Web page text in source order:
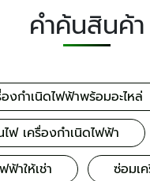
คำค้นสินค้า
องกำเนิดไฟฟ้าพร้อมอะไหล่
ฟ เครื่องกำเนิดไฟฟ้า
ฟ้าให้เช่า
ซ่อมเ